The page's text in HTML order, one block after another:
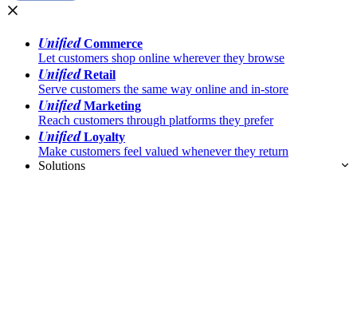
UnifiedCommerce
Let customers shop online wherever they browse
UnifiedRetail
Serve customers the same way online and in-store
UnifiedMarketing
Reach customers through platforms they prefer
UnifiedLoyalty
Make customers feel valued whenever they return
Solutions